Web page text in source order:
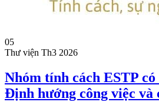
05
Thư viện Th3 2026
Nhóm tính cách ESTP
Định hướng công việc và